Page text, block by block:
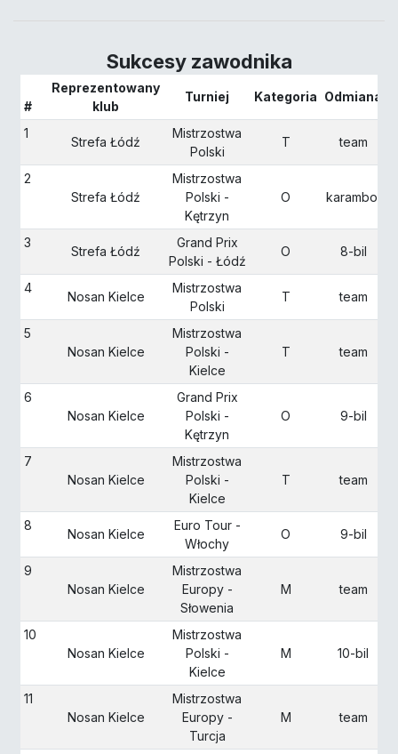
Sukcesy zawodnika
#
Reprezentowany
klub
Turniej Kategoria Odmiana
1
Strefa Łódź
Mistrzostwa
Polski
T team
2
Strefa Łódź
Mistrzostwa
Polski -
Kętrzyn
O karambol
3
Strefa Łódź
Grand Prix
Polski - Łódź
O 8-bil
4
Nosan Kielce
Mistrzostwa
Polski
T team
5
Nosan Kielce
Mistrzostwa
Polski -
Kielce
T team
6
Nosan Kielce
Grand Prix
Polski -
Kętrzyn
O 9-bil
7
Nosan Kielce
Mistrzostwa
Polski -
Kielce
T team
8
Nosan Kielce
Euro Tour -
Włochy
O 9-bil
9
Nosan Kielce
Mistrzostwa
Europy -
Słowenia
M team
10
Nosan Kielce
Mistrzostwa
Polski -
Kielce
M 10-bil
11
Nosan Kielce
Mistrzostwa
Europy -
Turcja
M team